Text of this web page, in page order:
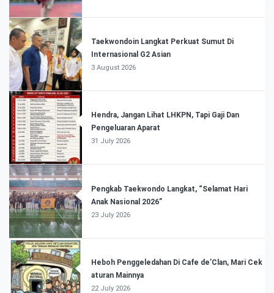
Taekwondoin Langkat Perkuat Sumut Di
Internasional G2 Asian
3 August 2026
Hendra, Jangan Lihat LHKPN, Tapi Gaji Dan
Pengeluaran Aparat
31 July 2026
Pengkab Taekwondo Langkat, “Selamat Hari
Anak Nasional 2026”
23 July 2026
Heboh Penggeledahan Di Cafe de’Clan, Mari Cek
aturan Mainnya
22 July 2026